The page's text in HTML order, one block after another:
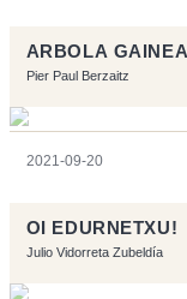
ARBOLA
Pier Paul Berzaitz
2021-09-20
OI EDURNETXU!
Julio Vidorreta Zubeldía